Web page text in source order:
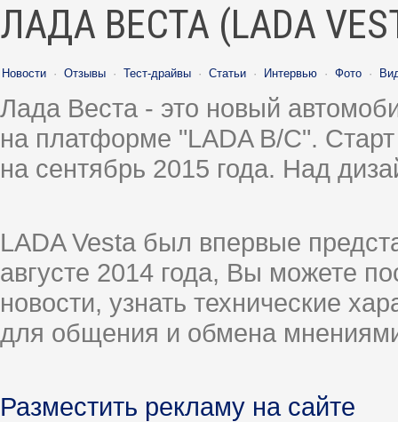
ЛАДА ВЕСТА (LADA
Новости · Отзывы · Тест-драйвы · Статьи · Интервью · Фото ·
Лада Веста - это новый
на платформе "LADA B/C".
на сентябрь 2015 года. Над
LADA Vesta был впервые
августе 2014 года, Вы можете
новости, узнать технические
для общения и обмена
Разместить рекламу на сайте